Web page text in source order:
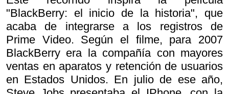
"BlackBerry: el inicio de la historia", que
acaba de integrarse a los registros de
Prime Video. Según el filme, para 2007
BlackBerry era la compañía con mayores
ventas en aparatos y retención de usuarios
en Estados Unidos. En julio de ese año,